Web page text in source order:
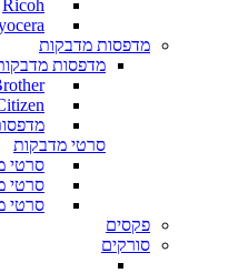
Ricoh
מדפסות מדבקות
מדפסות
סרטי מדבקות
סרטי
סרטי
סרטי
פקסים
סורקים